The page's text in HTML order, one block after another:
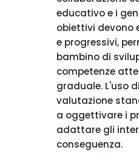
educativo e i
obiettivi devono
e progressivi,
bambino di
competenze
graduale. L'uso
valutazione
a oggettivare i
adattare gli
conseguenza.